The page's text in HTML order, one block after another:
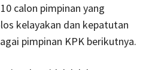
calon pimpinan yang
kelayakan dan kepatutan
pimpinan KPK berikutnya.